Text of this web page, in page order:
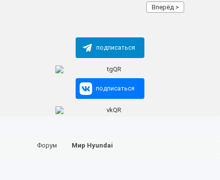
Вперёд >
подписаться
подписаться
Форум Мир Hyundai